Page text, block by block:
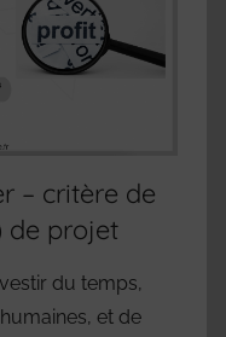
– critère de
de projet
du temps,
et de